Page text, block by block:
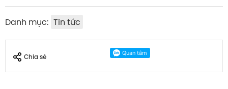
Danh mục: Tin tức
Chia sẻ